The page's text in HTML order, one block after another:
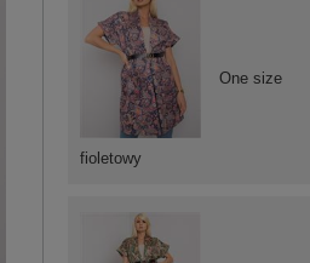
fioletowy
One size